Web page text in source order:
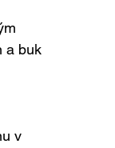
a buk
v